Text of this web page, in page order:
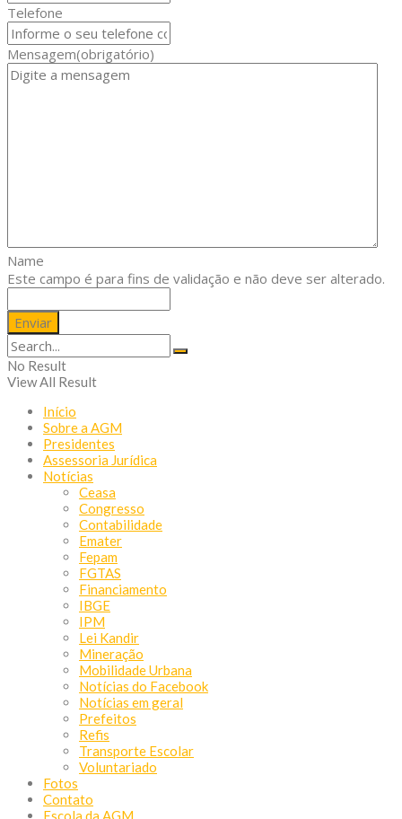
Telefone
Mensagem(obrigatório)
Name
Este campo é para fins de validação e não deve ser alterado.
No Result
View All Result
Início
Sobre a AGM
Presidentes
Assessoria Jurídica
Notícias
Ceasa
Congresso
Contabilidade
Emater
Fepam
FGTAS
Financiamento
IBGE
IPM
Lei Kandir
Mineração
Mobilidade Urbana
Notícias do Facebook
Notícias em geral
Prefeitos
Refis
Transporte Escolar
Voluntariado
Fotos
Contato
Escola da AGM